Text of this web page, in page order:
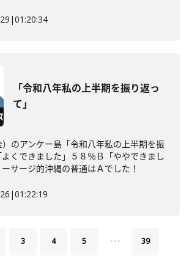
|01:20:34
「令和八年私の上半期を振り返っ
て」
）のアンケー島「令和八年私の上半期を振
よくできました」５８％Ｂ「ややできまし
サージ的沖縄の普通はＡでした！
|01:22:19
3 4 5 … 39